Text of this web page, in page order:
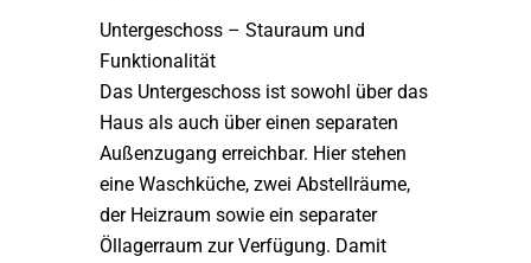
Untergeschoss – Stauraum und
Funktionalität
Das Untergeschoss ist sowohl über das
Haus als auch über einen separaten
Außenzugang erreichbar. Hier stehen
eine Waschküche, zwei Abstellräume,
der Heizraum sowie ein separater
Öllagerraum zur Verfügung. Damit